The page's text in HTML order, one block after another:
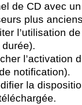
de CD avec
plus
l’utilisation
l’activation
notification).
la